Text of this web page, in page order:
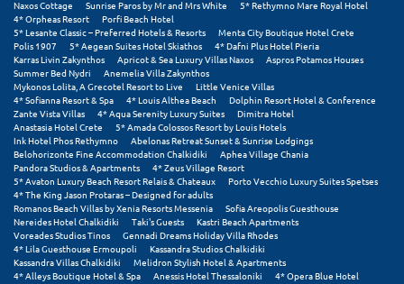
Ναυπακτία
Ναύπλιο
Νέα Μάκρη
Νέα Στύρα Εύβοιας
Νέοι Πόροι Πιερίας
Ξ
Ξυλόκαστρο
Naxos Cottage
Sunrise Paros by Mr and Mrs White
5* Rethymno Mare Royal Hotel
4* Orpheas Resort
Porfi Beach Hotel
5* Lesante Classic – Preferred Hotels & Resorts
Menta City Boutique Hotel Crete
Polis 1907
5* Aegean Suites Hotel Skiathos
4* Dafni Plus Hotel Pieria
Karras Livin Zakynthos
Apricot & Sea Luxury Villas Naxos
Aspros Potamos Houses
Summer Bed Nydri
Anemelia Villa Zakynthos
Mykonos Lolita, A Grecotel Resort to Live
Little Venice Villas
4* Sofianna Resort & Spa
4* Louis Althea Beach
Dolphin Resort Hotel & Conference
Zante Vista Villas
4* Aqua Serenity Luxury Suites
Dimitra Hotel
Anastasia Hotel Crete
5* Amada Colossos Resort by Louis Hotels
Ink Hotel Phos Rethymno
Abelonas Retreat Sunset & Sunrise Lodgings
Belohorizonte Fine Accommodation Chalkidiki
Aphea Village Chania
Pandora Studios & Apartments
4* Zeus Village Resort
5* Avaton Luxury Beach Resort Relais & Chateaux
Porto Vecchio Luxury Suites Spetses
4* The King Jason Protaras – Designed for adults
Romanos Beach Villas by Xenia Resorts Messenia
Sofia Areopolis Guesthouse
Nereides Hotel Chalkidiki
Taki's Guests
Kastri Beach Apartments
Voreades Studios Tinos
Gennadi Dreams Holiday Villa Rhodes
4* Lila Guesthouse Ermoupoli
Kassandra Studios Chalkidiki
Kassandra Villas Chalkidiki
Melidron Stylish Hotel & Apartments
4* Alleys Boutique Hotel & Spa
Anessis Hotel Thessaloniki 4* Opera Blue Hotel